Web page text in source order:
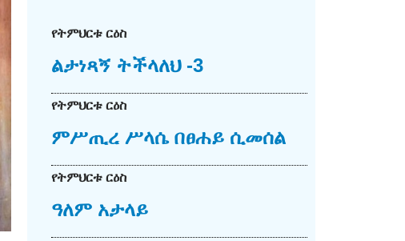
የትምህርቱ ርዕስ
ልታነጻኝ ትችላለህ -3
የትምህርቱ ርዕስ
ምሥጢረ ሥላሴ በፀሐይ ሲመሰል
የትምህርቱ ርዕስ
ዓለም አታላይ